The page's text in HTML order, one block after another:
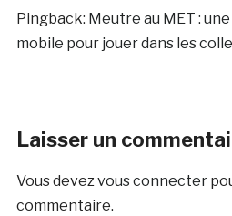
Pingback: Meutre au MET :
mobile pour jouer dans les
Laisser un
Vous devezvous connecter
commentaire.